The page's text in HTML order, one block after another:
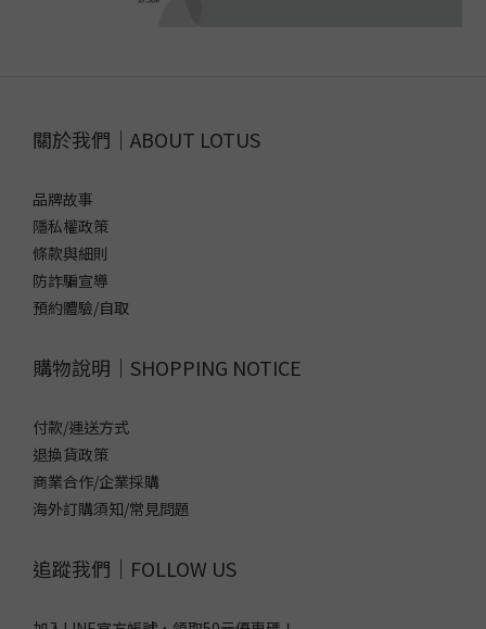
關於我們｜ABOUT LOTUS
品牌故事
隱私權政策
條款與細則
防詐騙宣導
預約體驗/自取
購物說明｜SHOPPING NOTICE
付款/運送方式
退換貨政策
商業合作/企業採購
海外訂購須知/常見問題
追蹤我們｜FOLLOW US